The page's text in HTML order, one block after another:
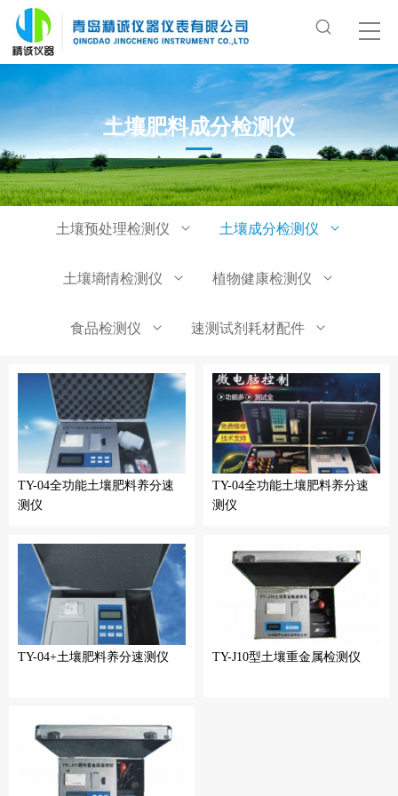
土壤肥料成分检测仪
土壤预处理检测仪 土壤成分检测仪
土壤墒情检测仪 植物健康检测仪
食品检测仪 速测试剂耗材配件
TY-04全功能土壤肥料养分速
测仪
TY-04全功能土壤肥料养分速
测仪
TY-04+土壤肥料养分速测仪 TY-J10型土壤重金属检测仪